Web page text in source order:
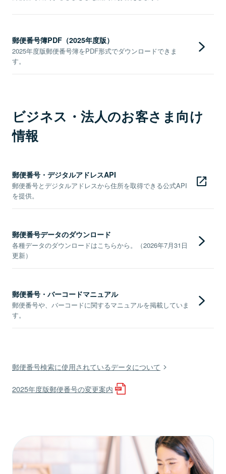
郵便番号簿PDF（2025年度版）
2025年度版郵便番号簿をPDF形式でダウンロードできま
す。
ビジネス・法人のお客さま向け
情報
郵便番号・デジタルアドレスAPI
郵便番号とデジタルアドレスから住所を取得できる公式API
を提供。
郵便番号データのダウンロード
各種データのダウンロードはこちらから。（2026年7月31日
更新）
郵便番号・バーコードマニュアル
郵便番号や、バーコードに関するマニュアルを掲載していま
す。
郵便番号検索に使用されているデータについて
2025年度版郵便番号の変更案内